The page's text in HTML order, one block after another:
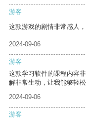
游客
这款游戏的剧情非常感人
2024-09-06
游客
这款学习软件的课程内容
解非常生动，让我能够轻松
2024-09-06
游客